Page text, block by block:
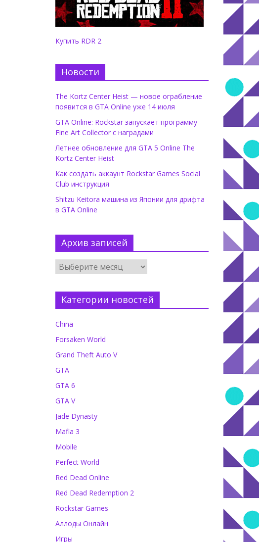
Купить RDR 2
Новости
The Kortz Center Heist — новое ограбление
появится в GTA Online уже 14 июля
GTA Online: Rockstar запускает программу
Fine Art Collector с наградами
Летнее обновление для GTA 5 Online The
Kortz Center Heist
Как создать аккаунт Rockstar Games Social
Club инструкция
Shitzu Keitora машина из Японии для дрифта
в GTA Online
Архив записей
Категории новостей
China
Forsaken World
Grand Theft Auto V
GTA
GTA 6
GTA V
Jade Dynasty
Mafia 3
Mobile
Perfect World
Red Dead Online
Red Dead Redemption 2
Rockstar Games
Аллоды Онлайн
Игры